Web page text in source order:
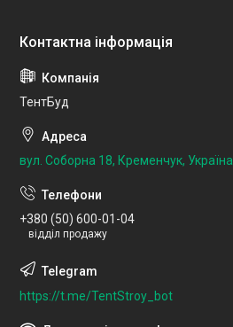
ТентБуд
вул. Соборна 18, Кременчук, Україна
+380 (50) 600-01-04
відділ продажу
https://t.me/TentStroy_bot